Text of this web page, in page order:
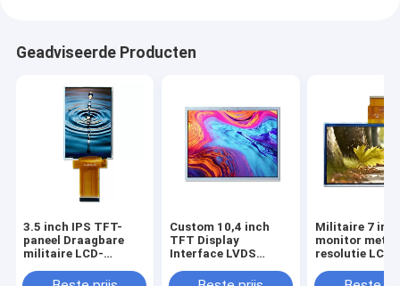
Geadviseerde Producten
3.5 inch IPS TFT-
paneel Draagbare
militaire LCD-
Custom 10,4 inch
TFT Display
Interface LVDS
Monitor
Militaire 7
monitor met
resolutie LCD-